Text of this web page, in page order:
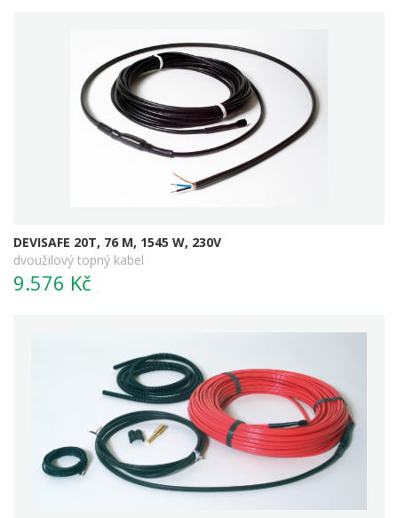
DEVISAFE 20T, 76 M, 1545 W, 230V
dvoužilový topný kabel
9.576 Kč